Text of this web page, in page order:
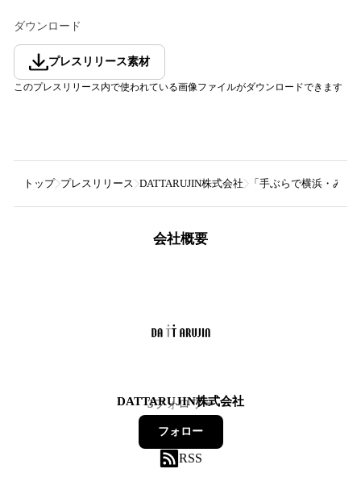
ダウンロード
プレスリリース素材
このプレスリリース内で使われている画像ファイルがダウンロードできます
トップ プレスリリース DATTARUJIN株式会社 「手ぶらで横浜・みな
会社概要
DATTARUJIN株式会社
3フォロワー
フォロー
RSS